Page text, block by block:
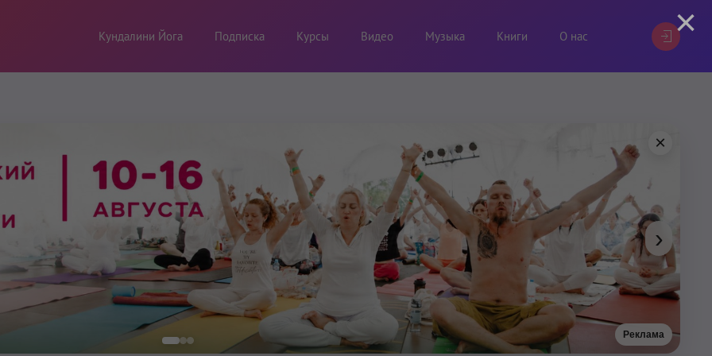
Кундалини Йога Подписка Курсы Видео Музыка Книги О нас
Реклама
×
›
×